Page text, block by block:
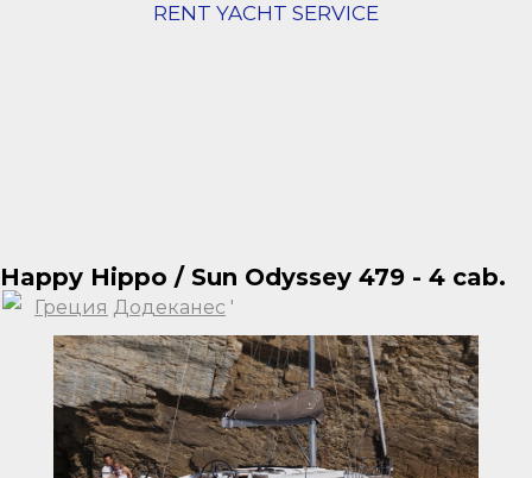
RENT YACHT SERVICE
Happy Hippo / Sun Odyssey 479 - 4 cab.
Греция Додеканес '